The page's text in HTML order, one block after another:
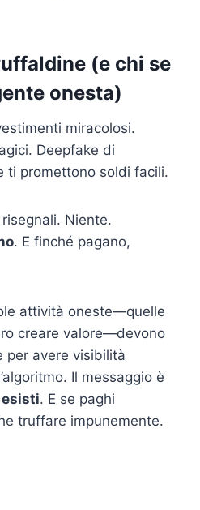
(e chi se
onesta)
miracolosi.
Deepfake di
ti promettono soldi facili.
Niente.
. E finché pagano,
attività oneste—quelle
creare valore—devono
per avere visibilità
Il messaggio è
esisti. E se paghi
truffare impunemente.